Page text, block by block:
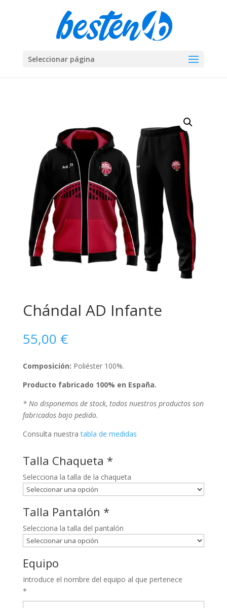
Seleccionar página
Chándal AD Infante
55,00 €
Composición: Poliéster 100%.
Producto fabricado 100% en España.
* No disponemos de stock, todos nuestros productos son
fabricados bajo pedido.
Consulta nuestratabla de medidas
Talla Chaqueta *
Selecciona la talla de la chaqueta
Talla Pantalón *
Selecciona la talla del pantalón
Equipo
Introduce el nombre del equipo al que pertenece
*